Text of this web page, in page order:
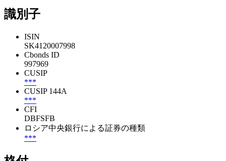
識別子
ISIN
SK4120007998
Cbonds ID
997969
CUSIP
***
CUSIP 144A
***
CFI
DBFSFB
ロシア中央銀行による証券の種類
***